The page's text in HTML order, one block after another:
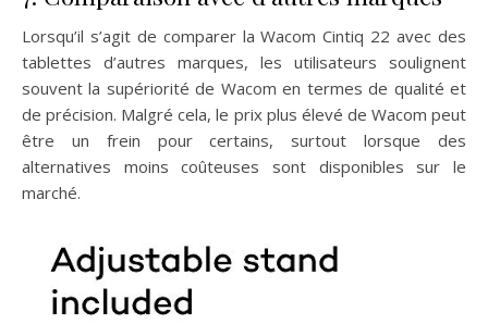
Lorsqu’il s’agit de comparer la Wacom Cintiq 22 avec des
tablettes d’autres marques, les utilisateurs soulignent
souvent la supériorité de Wacom en termes de qualité et
de précision. Malgré cela, le prix plus élevé de Wacom peut
être un frein pour certains, surtout lorsque des
alternatives moins coûteuses sont disponibles sur le
marché.